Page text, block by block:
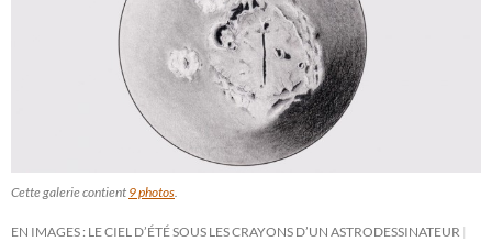
Cette galerie contient 9 photos.
EN IMAGES : LE CIEL D’ÉTÉ SOUS LES CRAYONS D’UN ASTRODESSINATEUR